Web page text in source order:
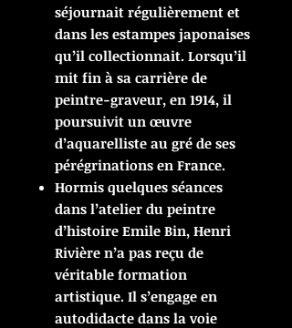
séjournait régulièrement et
dans les estampes japonaises
qu’il collectionnait. Lorsqu’il
mit fin à sa carrière de
peintre-graveur, en 1914, il
poursuivit un œuvre
d’aquarelliste au gré de ses
pérégrinations en France.
Hormis quelques séances
dans l’atelier du peintre
d’histoire Emile Bin, Henri
Rivière n’a pas reçu de
véritable formation
artistique. Il s’engage en
autodidacte dans la voie